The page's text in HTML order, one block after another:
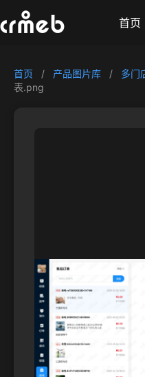
首页
首页 / 产品图片库 / 多门
表.png